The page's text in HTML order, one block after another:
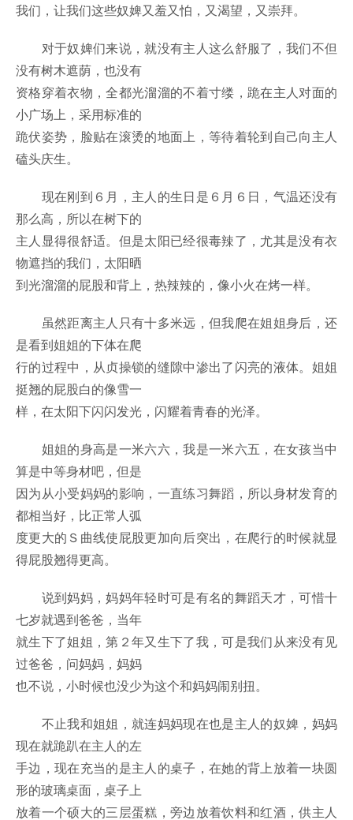
我们，让我们这些奴婢又羞又怕，又渴望，又崇拜。
对于奴婢们来说，就没有主人这么舒服了，我们不但
没有树木遮荫，也没有
资格穿着衣物，全都光溜溜的不着寸缕，跪在主人对面的
小广场上，采用标准的
跪伏姿势，脸贴在滚烫的地面上，等待着轮到自己向主人
磕头庆生。
现在刚到６月，主人的生日是６月６日，气温还没有
那么高，所以在树下的
主人显得很舒适。但是太阳已经很毒辣了，尤其是没有衣
物遮挡的我们，太阳晒
到光溜溜的屁股和背上，热辣辣的，像小火在烤一样。
虽然距离主人只有十多米远，但我爬在姐姐身后，还
是看到姐姐的下体在爬
行的过程中，从贞操锁的缝隙中渗出了闪亮的液体。姐姐
挺翘的屁股白的像雪一
样，在太阳下闪闪发光，闪耀着青春的光泽。
姐姐的身高是一米六六，我是一米六五，在女孩当中
算是中等身材吧，但是
因为从小受妈妈的影响，一直练习舞蹈，所以身材发育的
都相当好，比正常人弧
度更大的Ｓ曲线使屁股更加向后突出，在爬行的时候就显
得屁股翘得更高。
说到妈妈，妈妈年轻时可是有名的舞蹈天才，可惜十
七岁就遇到爸爸，当年
就生下了姐姐，第２年又生下了我，可是我们从来没有见
过爸爸，问妈妈，妈妈
也不说，小时候也没少为这个和妈妈闹别扭。
不止我和姐姐，就连妈妈现在也是主人的奴婢，妈妈
现在就跪趴在主人的左
手边，现在充当的是主人的桌子，在她的背上放着一块圆
形的玻璃桌面，桌子上
放着一个硕大的三层蛋糕，旁边放着饮料和红酒，供主人